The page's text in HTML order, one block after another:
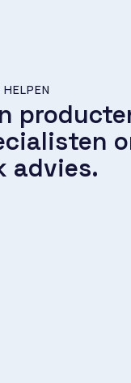
advies.